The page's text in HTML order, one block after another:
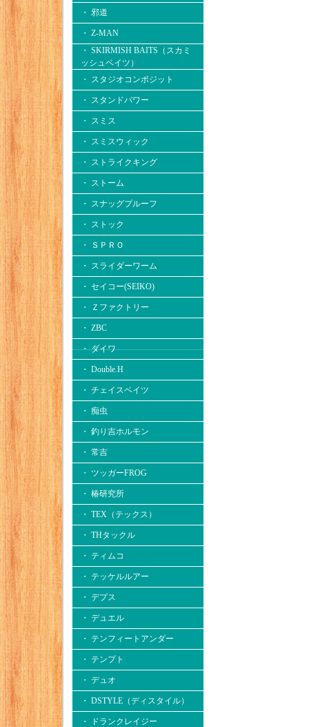
・ 邪道
・ Z-MAN
・ SKIRMISH BAITS（スカミ
ッシュベイツ）
・ スタジオコンポジット
・ スタンドパワー
・ スミス
・ スミスウィック
・ ストライクキング
・ ストーム
・ スナッグプルーフ
・ ストック
・ ＳＰＲＯ
・ スライダーワーム
・ セイコー(SEIKO)
・ Ｚファクトリー
・ ZBC
・ ダイワ
・ Double.H
・ チェイスベイツ
・ 痴虫
・ 釣り吉ホルモン
・ 常吉
・ ツッガーFROG
・ 椿研究所
・ TEX（テックス）
・ THタックル
・ ティムコ
・ テッケルルアー
・ デプス
・ デュエル
・ テンフィートアンダー
・ テンプト
・ デュオ
・ DSTYLE（ディスタイル）
・ ドランクレイジー